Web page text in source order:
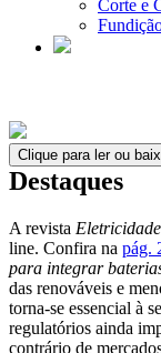
Corte e
Clique para ler ou
Destaques
A revista
line. Confira na pág.
para integrar
das renováveis e
torna-se essencial à
regulatórios ainda
contrário de